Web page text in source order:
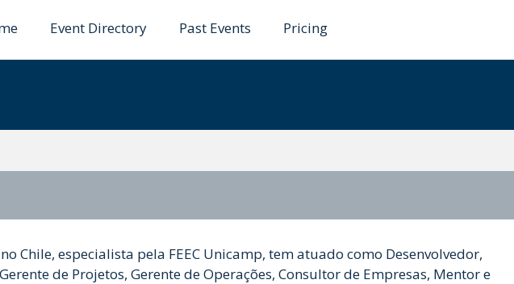
Event Directory Past Events Pricing
Nevermann
Chile, especialista pela FEEC Unicamp, tem atuado como Desenvolvedor,
de Projetos, Gerente de Operações, Consultor de Empresas, Mentor e